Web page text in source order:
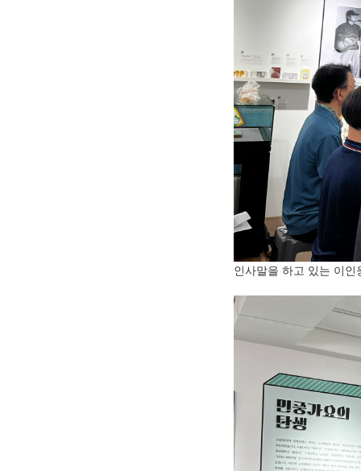
인사말을 하고 있는 이